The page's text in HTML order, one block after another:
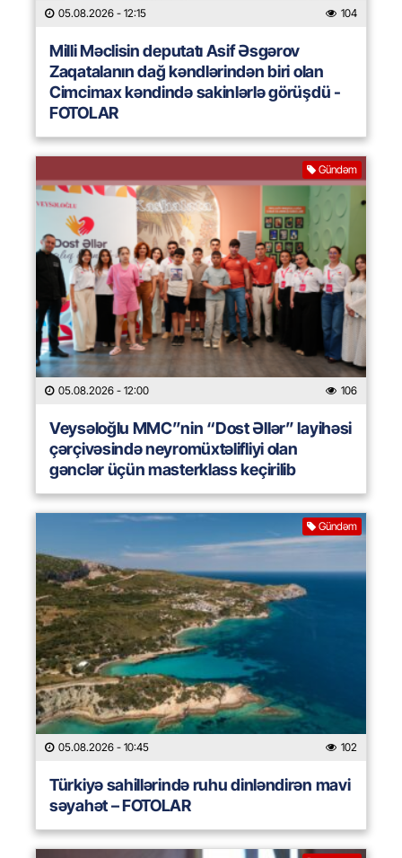
05.08.2026 - 12:15 104
Milli Məclisin deputatı Asif Əsgərov
Zaqatalanın dağ kəndlərindən biri olan
Cimcimax kəndində sakinlərlə görüşdü -
FOTOLAR
Gündəm
05.08.2026 - 12:00 106
Veysəloğlu MMC”nin “Dost Əllər” layihəsi
çərçivəsində neyromüxtəlifliyi olan
gənclər üçün masterklass keçirilib
Gündəm
05.08.2026 - 10:45 102
Türkiyə sahillərində ruhu dinləndirən mavi
səyahət – FOTOLAR